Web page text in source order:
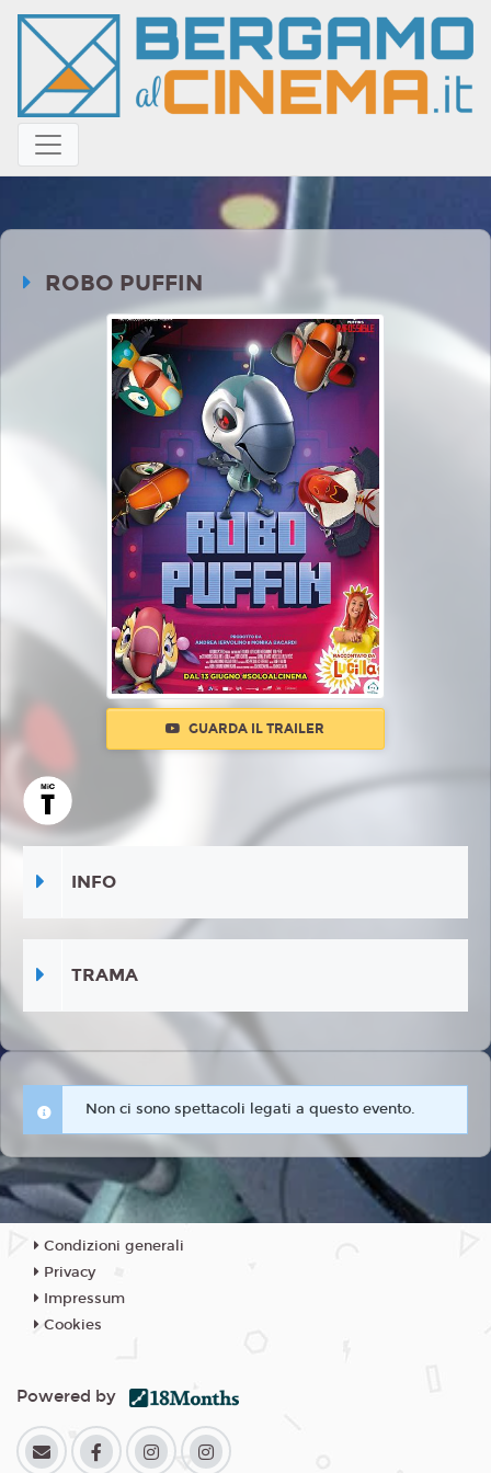
ROBO PUFFIN
GUARDA IL TRAILER
INFO
TRAMA
Non ci sono spettacoli legati a questo evento.
Condizioni generali
Privacy
Impressum
Cookies
Powered by